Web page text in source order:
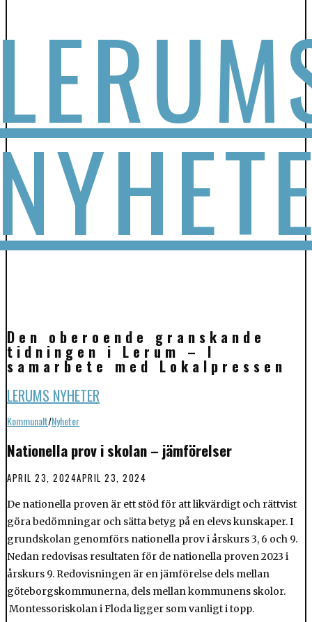
Den oberoende granskande
tidningen i Lerum – I
samarbete med Lokalpressen
LERUMS NYHETER
Kommunalt/Nyheter
Nationella prov i skolan – jämförelser
APRIL 23, 2024APRIL 23, 2024
De nationella proven är ett stöd för att likvärdigt och rättvist
göra bedömningar och sätta betyg på en elevs kunskaper. I
grundskolan genomförs nationella prov i årskurs 3, 6 och 9.
Nedan redovisas resultaten för de nationella proven 2023 i
årskurs 9. Redovisningen är en jämförelse dels mellan
göteborgskommunerna, dels mellan kommunens skolor.
Montessoriskolan i Floda ligger som vanligt i topp.